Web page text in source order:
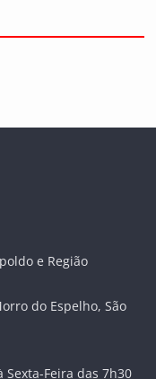
e Região
do Espelho, São
Feira das 7h30